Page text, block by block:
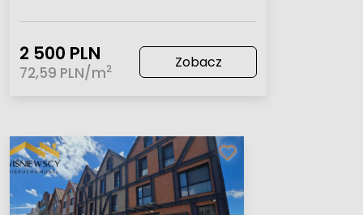
2 500 PLN
72,59 PLN/m2 Zobacz